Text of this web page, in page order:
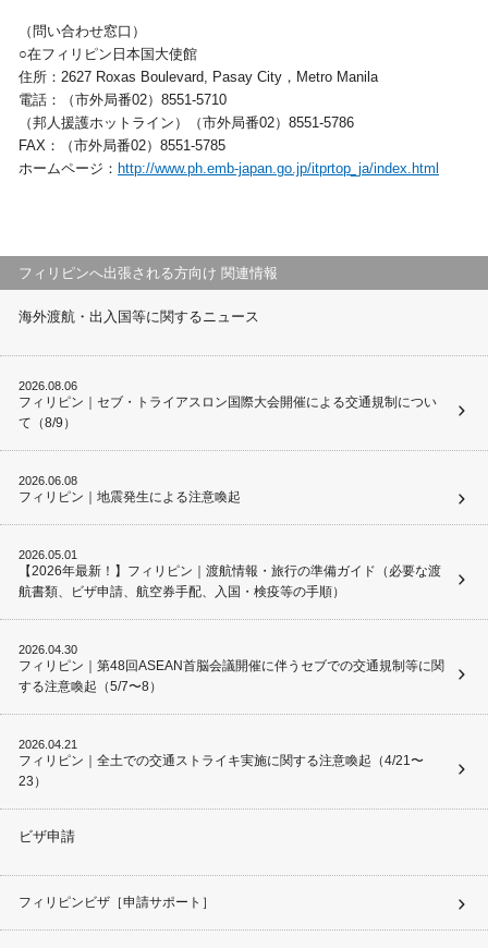
（問い合わせ窓口）
○在フィリピン日本国大使館
住所：2627 Roxas Boulevard, Pasay City，Metro Manila
電話：（市外局番02）8551-5710
（邦人援護ホットライン）（市外局番02）8551-5786
FAX：（市外局番02）8551-5785
ホームページ： http://www.ph.emb-japan.go.jp/itprtop_ja/index.html
フィリピンへ出張される方向け 関連情報
海外渡航・出入国等に関するニュース
2026.08.06
フィリピン｜セブ・トライアスロン国際大会開催による交通規制につい
て（8/9）
2026.06.08
フィリピン｜地震発生による注意喚起
2026.05.01
【2026年最新！】フィリピン｜渡航情報・旅行の準備ガイド（必要な渡
航書類、ビザ申請、航空券手配、入国・検疫等の手順）
2026.04.30
フィリピン｜第48回ASEAN首脳会議開催に伴うセブでの交通規制等に関
する注意喚起（5/7〜8）
2026.04.21
フィリピン｜全土での交通ストライキ実施に関する注意喚起（4/21〜
23）
ビザ申請
フィリピンビザ［申請サポート］